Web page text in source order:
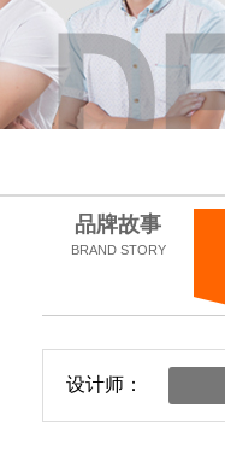
品牌故事
BRAND STORY
设计师：